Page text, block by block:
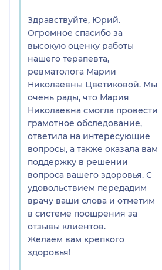
Здравствуйте, Юрий.
Огромное спасибо за
высокую оценку работы
нашего терапевта,
ревматолога Марии
Николаевны Цветиковой. Мы
очень рады, что Мария
Николаевна смогла провести
грамотное обследование,
ответила на интересующие
вопросы, а также оказала вам
поддержку в решении
вопроса вашего здоровья. С
удовольствием передадим
врачу ваши слова и отметим
в системе поощрения за
отзывы клиентов.
Желаем вам крепкого
здоровья!